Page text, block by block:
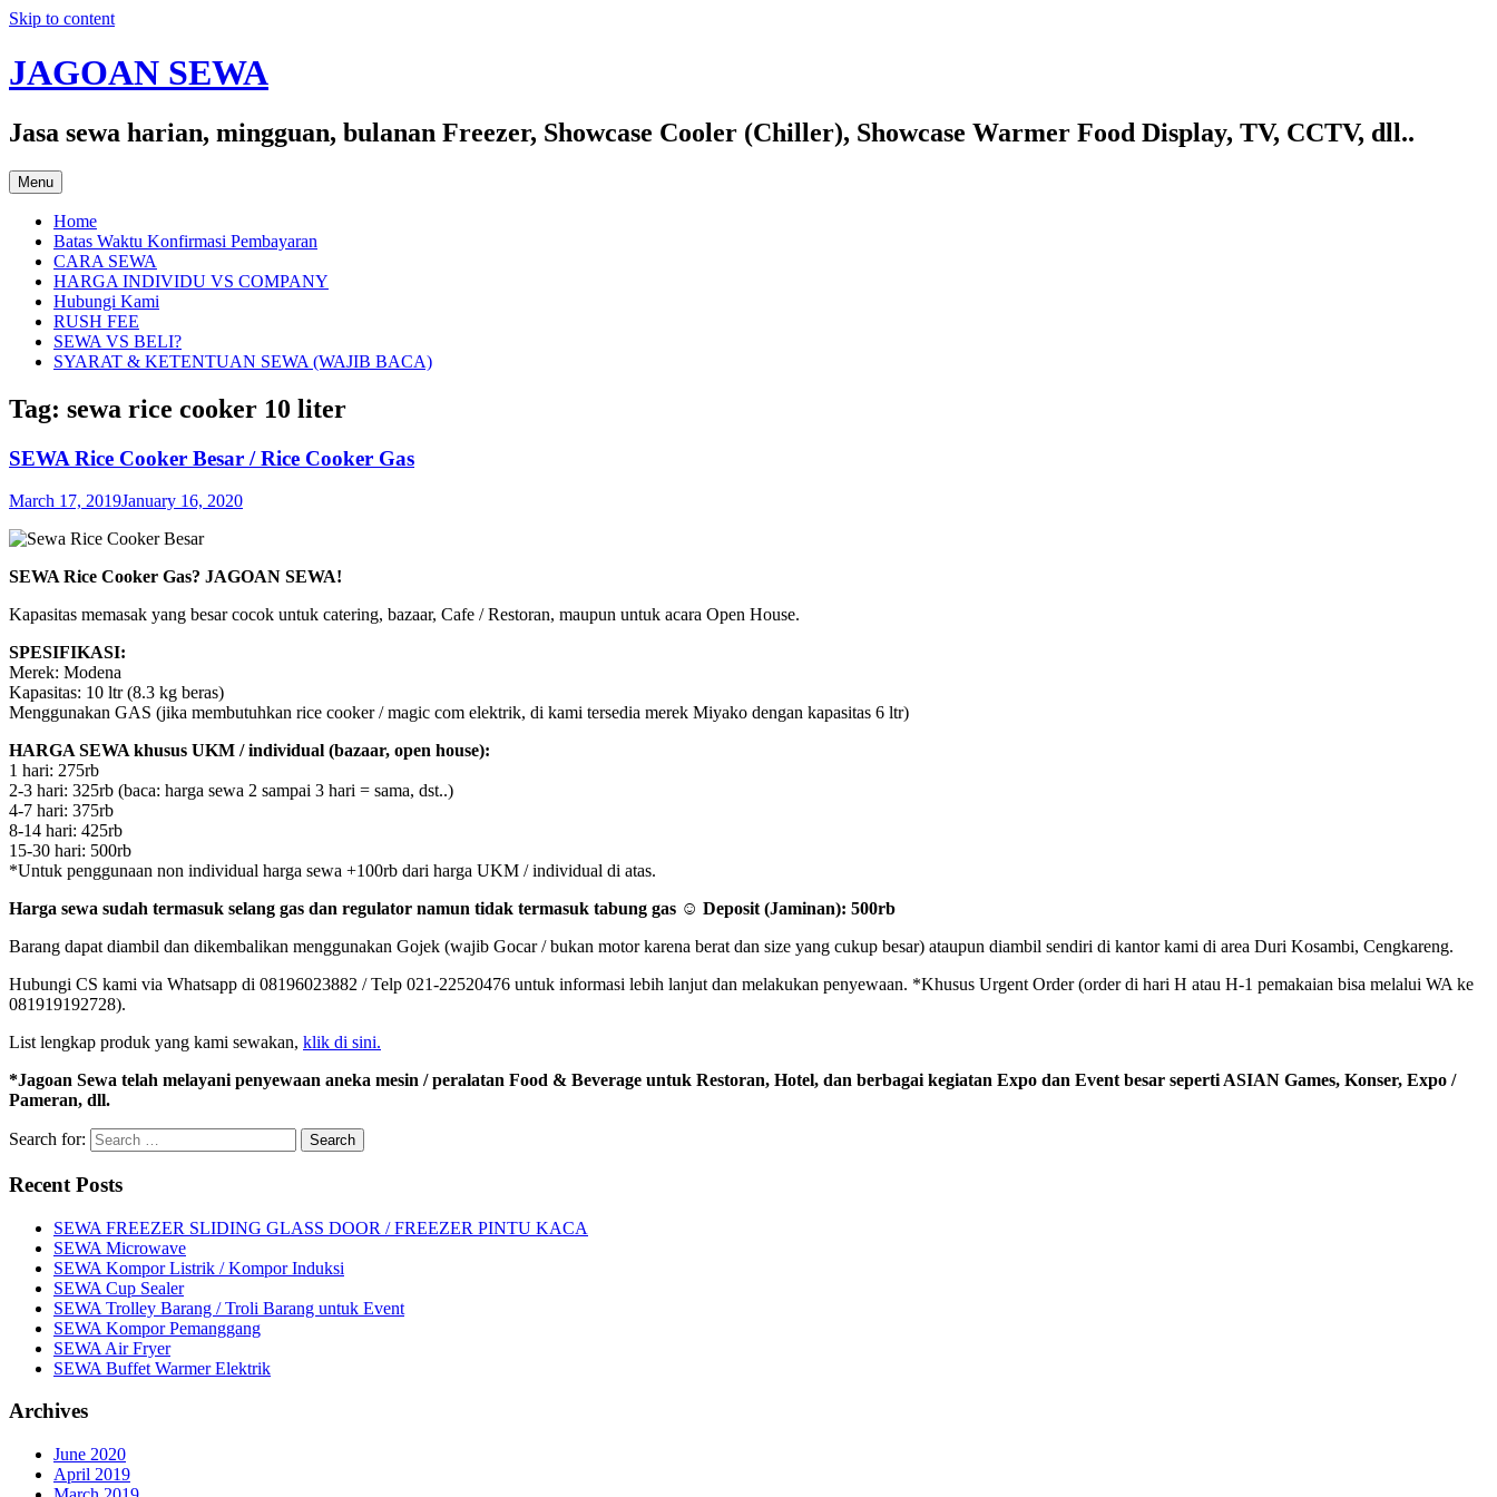
Skip to content
JAGOAN SEWA
Jasa sewa harian, mingguan, bulanan Freezer, Showcase Cooler (Chiller), Showcase Warmer Food Display, TV, CCTV, dll..
Menu
Home
Batas Waktu Konfirmasi Pembayaran
CARA SEWA
HARGA INDIVIDU VS COMPANY
Hubungi Kami
RUSH FEE
SEWA VS BELI?
SYARAT & KETENTUAN SEWA (WAJIB BACA)
Tag: sewa rice cooker 10 liter
SEWA Rice Cooker Besar / Rice Cooker Gas
March 17, 2019January 16, 2020
SEWA Rice Cooker Gas? JAGOAN SEWA!
Kapasitas memasak yang besar cocok untuk catering, bazaar, Cafe / Restoran, maupun untuk acara Open House.
SPESIFIKASI:
Merek: Modena
Kapasitas: 10 ltr (8.3 kg beras)
Menggunakan GAS (jika membutuhkan rice cooker / magic com elektrik, di kami tersedia merek Miyako dengan kapasitas 6 ltr)
HARGA SEWA khusus UKM / individual (bazaar, open house):
1 hari: 275rb
2-3 hari: 325rb (baca: harga sewa 2 sampai 3 hari = sama, dst..)
4-7 hari: 375rb
8-14 hari: 425rb
15-30 hari: 500rb
*Untuk penggunaan non individual harga sewa +100rb dari harga UKM / individual di atas.
Harga sewa sudah termasuk selang gas dan regulator namun tidak termasuk tabung gas ☺ Deposit (Jaminan): 500rb
Barang dapat diambil dan dikembalikan menggunakan Gojek (wajib Gocar / bukan motor karena berat dan size yang cukup besar) ataupun diambil sendiri di kantor kami di area Duri Kosambi, Cengkareng.
Hubungi CS kami via Whatsapp di 08196023882 / Telp 021-22520476 untuk informasi lebih lanjut dan melakukan penyewaan. *Khusus Urgent Order (order di hari H atau H-1 pemakaian bisa melalui WA ke
081919192728).
List lengkap produk yang kami sewakan, klik di sini.
*Jagoan Sewa telah melayani penyewaan aneka mesin / peralatan Food & Beverage untuk Restoran, Hotel, dan berbagai kegiatan Expo dan Event besar seperti ASIAN Games, Konser, Expo /
Pameran, dll.
Search for:
Recent Posts
SEWA FREEZER SLIDING GLASS DOOR / FREEZER PINTU KACA
SEWA Microwave
SEWA Kompor Listrik / Kompor Induksi
SEWA Cup Sealer
SEWA Trolley Barang / Troli Barang untuk Event
SEWA Kompor Pemanggang
SEWA Air Fryer
SEWA Buffet Warmer Elektrik
Archives
June 2020
April 2019